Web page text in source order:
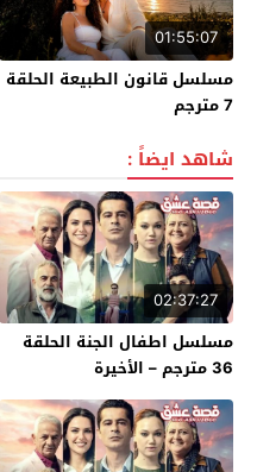
01:55:07
مسلسل قانون الطبيعة الحلقة
7 مترجم
شاهد ايضاً :
02:37:27
مسلسل اطفال الجنة الحلقة
36 مترجم – الأخيرة